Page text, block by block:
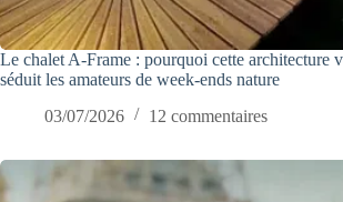
Le chalet A-Frame : pourquoi cette architecture
séduit les amateurs de week-ends nature
03/07/2026
12 commentaires